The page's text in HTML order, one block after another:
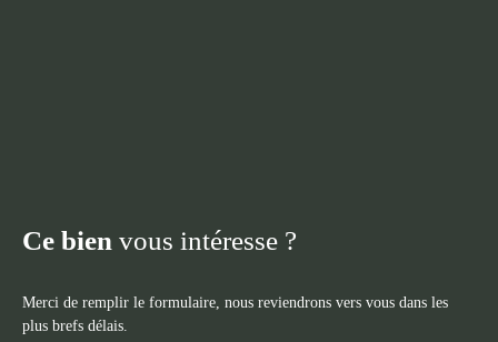
Ce bien vous intéresse ?
Merci de remplir le formulaire, nous reviendrons vers vous dans les
plus brefs délais.